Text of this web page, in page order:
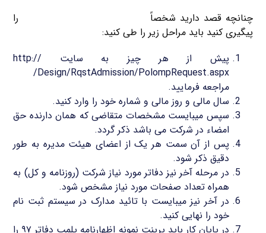
چنانچه قصد دارید شخصاً
را
پیگیری کنید باید مراحل زیر را طی کنید:
پیش از هر چیز به سایت http://
/Design/RqstAdmission/PolompRequest.aspx
مراجعه فرمایید.
سال مالی و روز مالی و شماره خود را وارد کنید.
سپس میبایست مشخصات متقاضی که همان دارنده حق
امضاء در شرکت می باشد ذکر گردد.
پس از آن سمت هر یک از اعضای هیئت مدیره به طور
دقیق ذکر شود.
در مرحله آخر نیز دفاتر مورد نیاز شرکت (روزنامه و کل) به
همراه تعداد صفحات مورد نیاز مشخص شود.
در آخر نیز میبایست با تائید مدارک در سیستم ثبت نام
خود را نهایی کنید.
در پایان کار باید پرینت نمونه اظهارنامه پلمپ دفاتر ۹۷ را